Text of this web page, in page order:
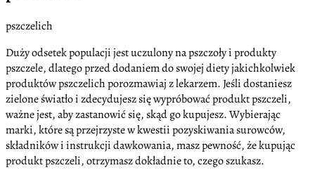
pszczelich
Duży odsetek populacji jest uczulony na pszczoły i produkty
pszczele, dlatego przed dodaniem do swojej diety jakichkolwiek
produktów pszczelich porozmawiaj z lekarzem. Jeśli dostaniesz
zielone światło i zdecydujesz się wypróbować produkt pszczeli,
ważne jest, aby zastanowić się, skąd go kupujesz. Wybierając
marki, które są przejrzyste w kwestii pozyskiwania surowców,
składników i instrukcji dawkowania, masz pewność, że kupując
produkt pszczeli, otrzymasz dokładnie to, czego szukasz.